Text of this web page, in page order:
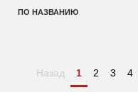
ПО НАЗВАНИЮ
Назад 1 2 3 4